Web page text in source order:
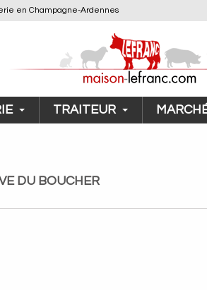
en Champagne-Ardennes
TRAITEUR
DU BOUCHER